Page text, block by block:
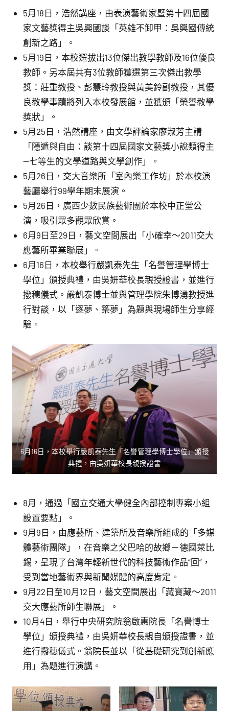
5月18日，浩然講座，由表演藝術家暨第十四屆國
家文藝獎得主吳興國談「英雄不卸甲：吳興國傳統
創新之路」。
5月19日，本校選拔出13位傑出教學教師及16位優良
教師。另本屆共有3位教師獲選第三次傑出教學
獎：莊重教授、彭慧玲教授與黃美鈴副教授，其優
良教學事蹟將列入本校發展館，並獲頒「榮譽教學
獎狀」。
5月25日，浩然講座，由文學評論家廖淑芳主講
「隱遁與自由：談第十四屆國家文藝獎小說類得主
—七等生的文學道路與文學創作」。
5月26日，交大音樂所「室內樂工作坊」於本校演
藝廳舉行99學年期末展演。
5月26日，廣西少數民族藝術團於本校中正堂公
演，吸引眾多觀眾欣賞。
6月9日至29日，藝文空間展出「小確幸～2011交大
應藝所畢業聯展」。
6月16日，本校舉行嚴凱泰先生「名譽管理學博士
學位」頒授典禮，由吳妍華校長親授證書，並進行
撥穗儀式。嚴凱泰博士並與管理學院朱博湧教授進
行對談，以「逐夢、築夢」為題與現場師生分享經
驗。
6月16日，本校舉行嚴凱泰先生「名譽管理學博士學位」頒授
典禮，由吳妍華校長親授證書
8月，通過「國立交通大學健全內部控制專案小組
設置要點」。
9月9日，由應藝所、建築所及音樂所組成的「多媒
體藝術團隊」，在音樂之父巴哈的故鄉－德國萊比
錫，呈現了台灣年輕新世代的科技藝術作品“回”，
受到當地藝術界與新聞媒體的高度肯定。
9月22日至10月12日，藝文空間展出「藏寶藏～2011
交大應藝所師生聯展」。
10月4日，舉行中央研究院翁啟惠院長「名譽博士
學位」頒授典禮，由吳妍華校長親自頒授證書，並
進行撥穗儀式。翁院長並以「從基礎研究到創新應
用」為題進行演講。